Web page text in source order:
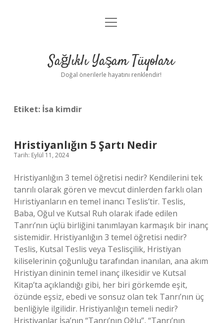
Anasayfa
Yasal Uyarı
menüyü
Sağlıklı Yaşam Tüyoları
Doğal önerilerle hayatını renklendir!
Etiket: İsa kimdir
Hristiyanlığın 5 Şartı Nedir
Tarih: Eylül 11, 2024
Hristiyanlığın 3 temel öğretisi nedir? Kendilerini tek
tanrılı olarak gören ve mevcut dinlerden farklı olan
Hıristiyanların en temel inancı Teslis’tir. Teslis,
Baba, Oğul ve Kutsal Ruh olarak ifade edilen
Tanrı’nın üçlü birliğini tanımlayan karmaşık bir inanç
sistemidir. Hristiyanlığın 3 temel öğretisi nedir?
Teslis, Kutsal Teslis veya Teslisçilik, Hristiyan
kiliselerinin çoğunluğu tarafından inanılan, ana akım
Hristiyan dininin temel inanç ilkesidir ve Kutsal
Kitap’ta açıklandığı gibi, her biri görkemde eşit,
özünde eşsiz, ebedi ve sonsuz olan tek Tanrı’nın üç
benliğiyle ilgilidir. Hristiyanlığın temeli nedir?
Hristiyanlar İsa’nın “Tanrı’nın Oğlu”, “Tanrı’nın